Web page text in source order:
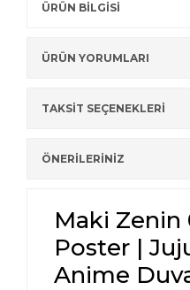
ÜRÜN BİLGİSİ
ÜRÜN YORUMLARI
TAKSİT SEÇENEKLERİ
ÖNERİLERİNİZ
Maki Zenin
Poster |
Anime